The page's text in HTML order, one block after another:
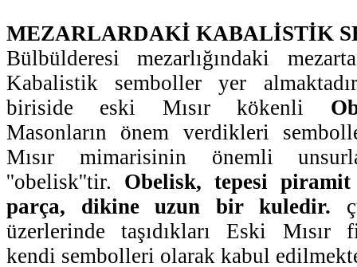
MEZARLARDAKİ KABALİSTİK
Bülbülderesi mezarlığındaki
Kabalistik semboller yer
biriside eski Mısır kökenli
Masonların önem verdikleri
Mısır mimarisinin önemli
''obelisk''tir. Obelisk, tepesi
parça, dikine uzun bir kuledir.
üzerlerinde taşıdıkları Eski Mısır
kendi sembolleri olarak kabul